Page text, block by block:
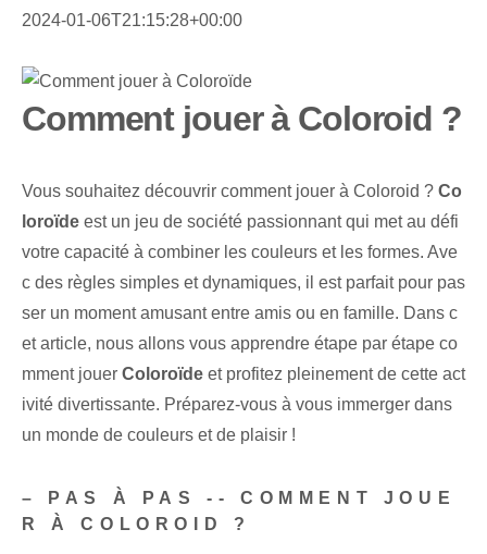
2024-01-06T21:15:28+00:00
Comment jouer à Coloroid ?
Vous souhaitez découvrir comment jouer à Coloroid ? Co
loroïde est un jeu de société passionnant qui met au défi
votre capacité à combiner les couleurs et les formes. Ave
c des règles simples et dynamiques, il est parfait pour pas
ser un moment amusant entre amis ou en famille. Dans c
et article, nous allons vous apprendre étape par étape co
mment jouer Coloroïde et profitez pleinement de cette act
ivité divertissante. Préparez-vous à vous immerger dans
un monde de couleurs et de plaisir !
– PAS À PAS -- COMMENT JOUE
R À COLOROID ?